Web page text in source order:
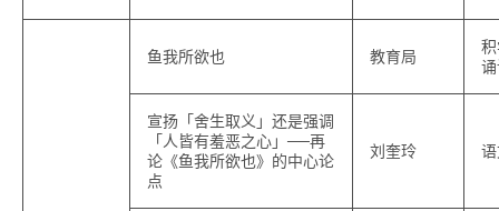
鱼我所欲也 教育局
宣扬「舍生取义」还是强调
「人皆有羞恶之心」──再
论《鱼我所欲也》的中心论
点
刘奎玲